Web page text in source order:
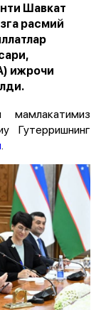
Шавкат
расмий
ижрочи
мамлакатимиз
Гутерришнинг
.